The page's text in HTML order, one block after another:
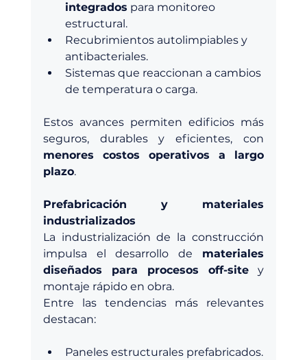
integrados para monitoreo
estructural.
Recubrimientos autolimpiables y
antibacteriales.
Sistemas que reaccionan a cambios
de temperatura o carga.
Estos avances permiten edificios más
menores costos operativos a largo
plazo.
Prefabricación y materiales
industrializados
La industrialización de la construcción
impulsa el desarrollo de materiales
diseñados para procesos off-site y
montaje rápido en obra.
Entre las tendencias más relevantes
destacan:
Paneles estructurales prefabricados.